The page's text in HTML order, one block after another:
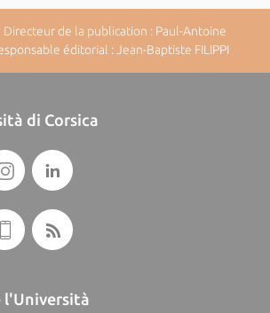
de la publication : Paul-Antoine
éditorial : Jean-Baptiste FILIPPI
di Corsica
l'Università